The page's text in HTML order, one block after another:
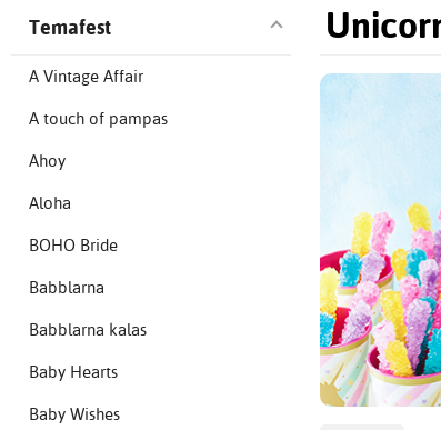
Temafest
A Vintage Affair
A touch of pampas
Ahoy
Aloha
BOHO Bride
Babblarna
Babblarna kalas
Baby Hearts
Baby Wishes